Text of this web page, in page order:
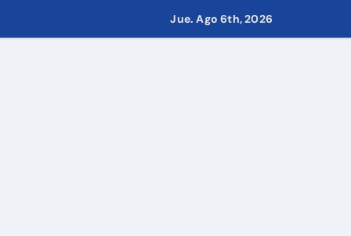
Ormuz
24J
Jue. Ago 6th, 2026